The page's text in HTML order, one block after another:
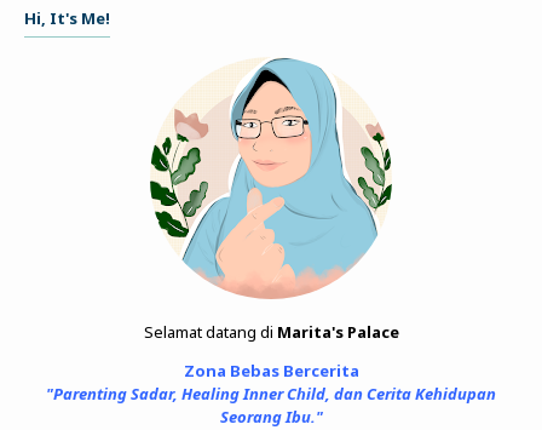
Hi, It's Me!
Selamat datang di Marita's Palace
Zona Bebas Bercerita
"Parenting Sadar, Healing Inner Child, dan Cerita Kehidupan
Seorang Ibu."